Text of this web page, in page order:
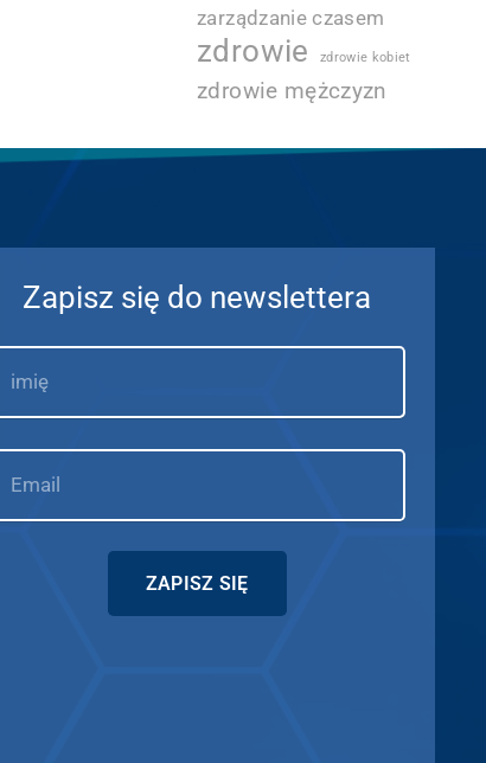
zarządzanie czasem
zdrowie zdrowie kobiet
zdrowie mężczyzn
Zapisz się do newslettera
ZAPISZ SIĘ